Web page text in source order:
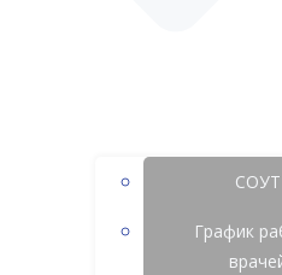
СОУТ
График